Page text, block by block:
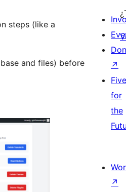
steps (like a
and files) before
↗
Five
for
the
↗